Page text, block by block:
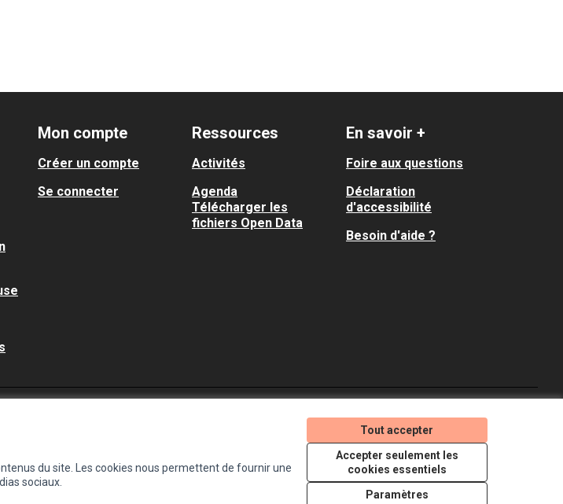
du site. Les cookies nous permettent de fournir une
sociaux.
Tout accepter
Accepter seulement les
cookies essentiels
Paramètres
Mon compte
Créer un compte
Se connecter
Ressources
Activités
Agenda
Télécharger les
fichiers Open Data
En savoir +
Foire aux questions
Déclaration
d'accessibilité
Besoin d'aide ?
(Lien externe)
(Lien externe)
(Lien externe)
Licence Creative
(Lien externe)